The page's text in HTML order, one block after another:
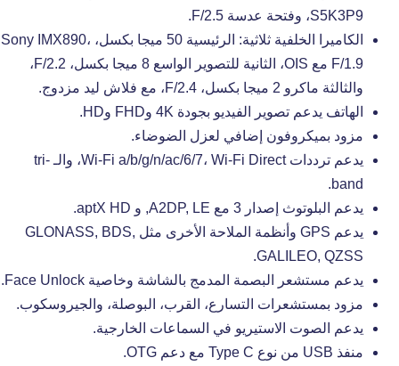
S5K3P9، وفتحة عدسة F/2.5.
الكاميرا الخلفية ثلاثية: الرئيسية 50 ميجا بكسل، Sony IMX890،
F/1.9 مع OIS، الثانية للتصوير الواسع 8 ميجا بكسل، F/2.2،
والثالثة ماكرو 2 ميجا بكسل، F/2.4، مع فلاش ليد مزدوج.
الهاتف يدعم تصوير الفيديو بجودة 4K وFHD وHD.
مزود بميكروفون إضافي لعزل الضوضاء.
يدعم ترددات Wi-Fi a/b/g/n/ac/6/7، Wi-Fi Direct، والـ tri-
band.
يدعم البلوتوث إصدار 3 مع A2DP, LE, و aptX HD.
يدعم GPS وأنظمة الملاحة الأخرى مثل GLONASS, BDS,
GALILEO, QZSS.
يدعم مستشعر البصمة المدمج بالشاشة وخاصية Face Unlock.
مزود بمستشعرات التسارع، القرب، البوصلة، والجيروسكوب.
يدعم الصوت الاستيريو في السماعات الخارجية.
منفذ USB من نوع Type C مع دعم OTG.